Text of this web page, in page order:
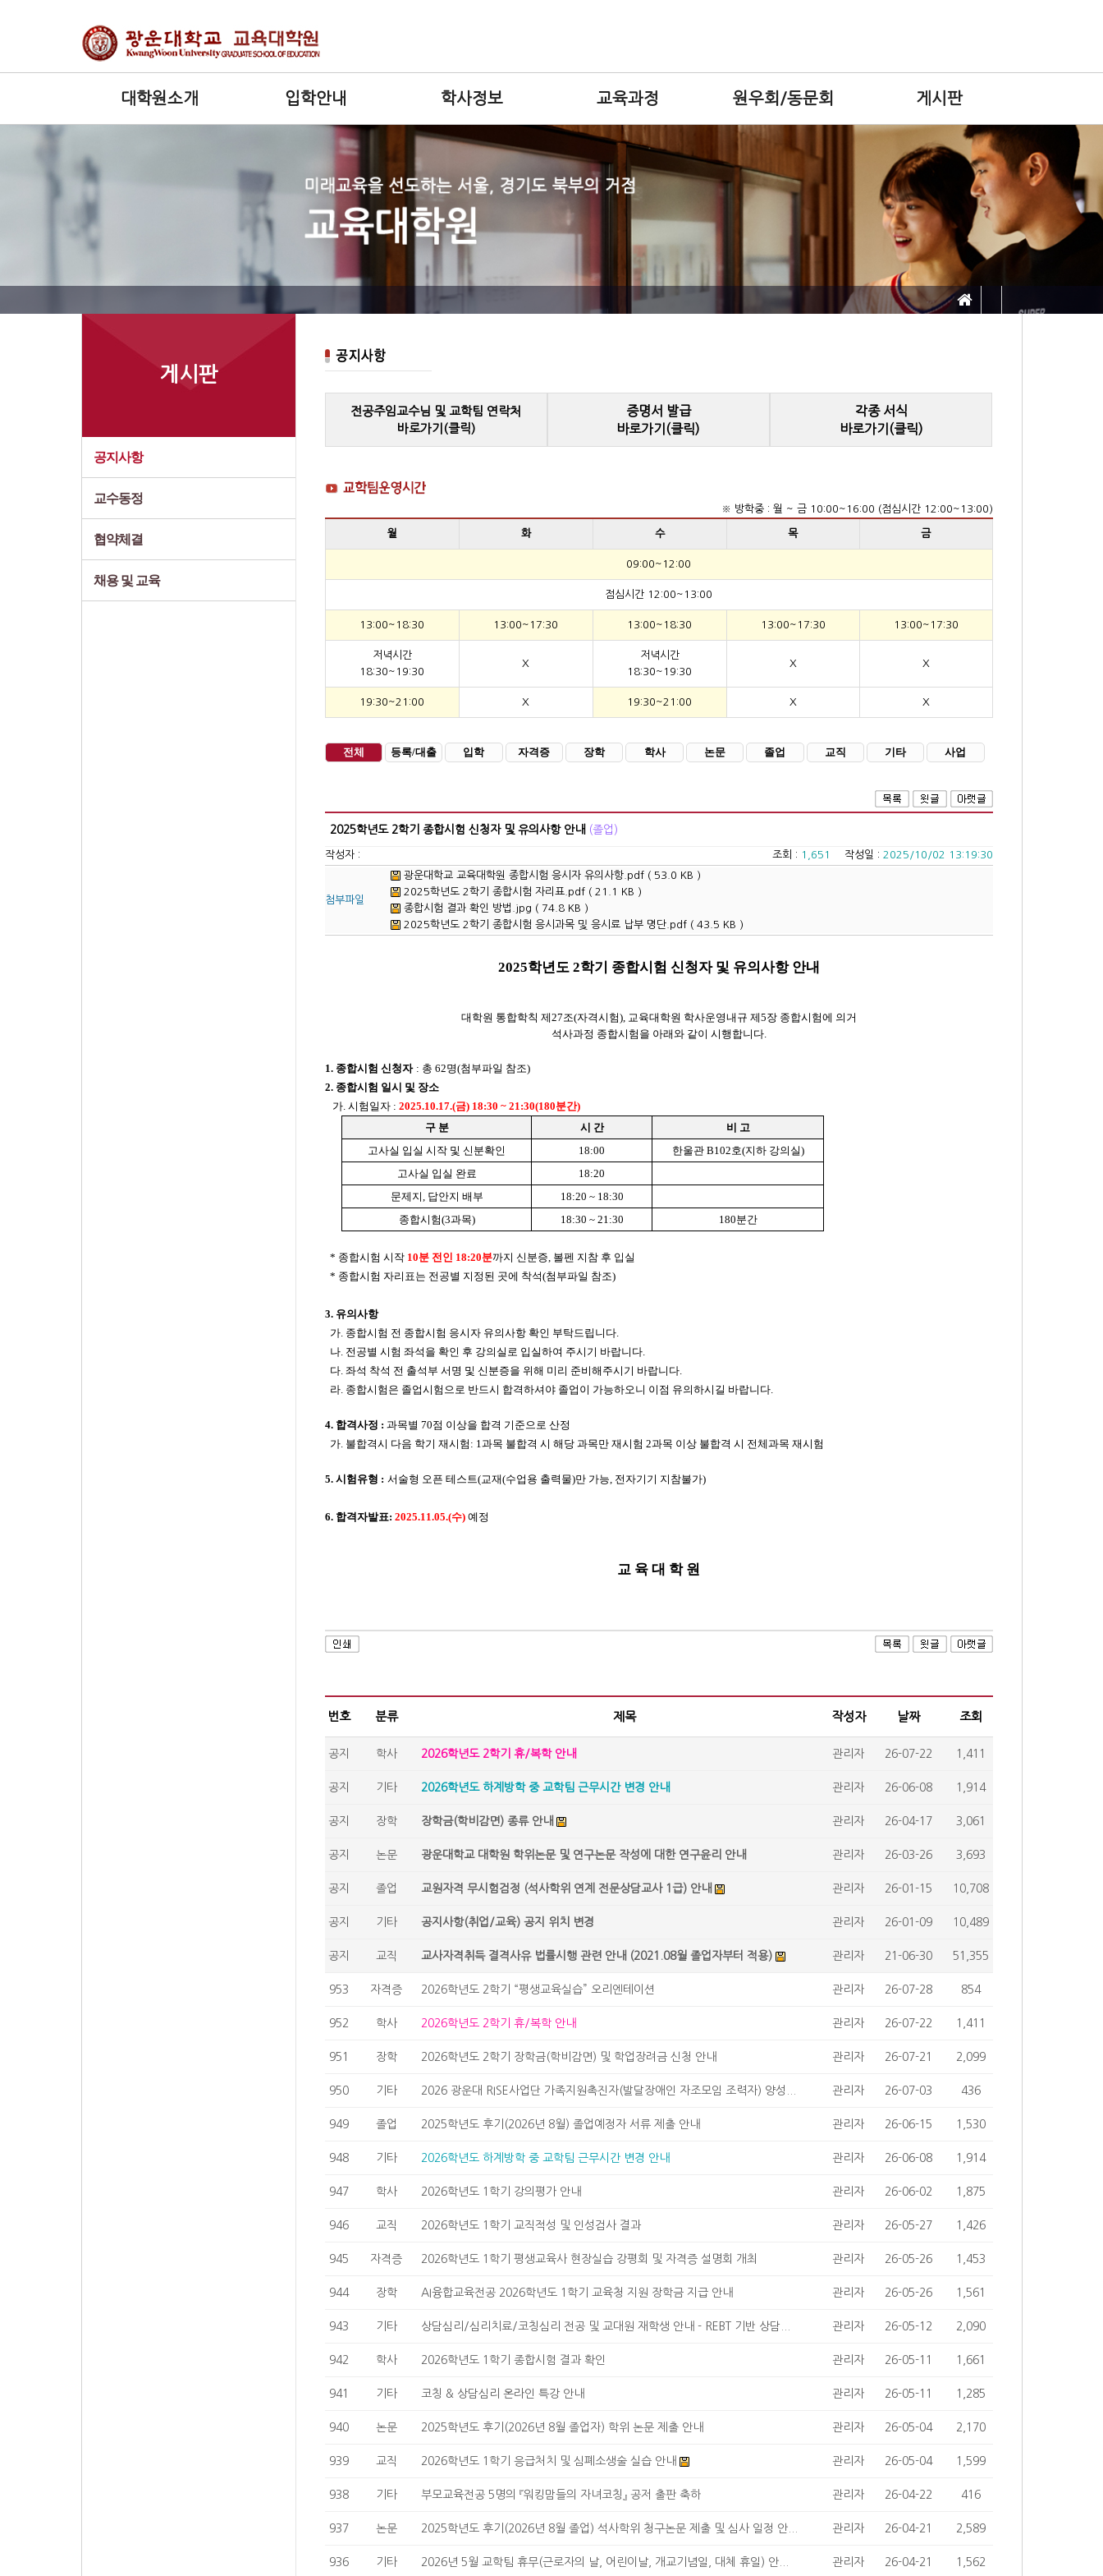
대학원소개 입학안내 학사정보 교육과정 원우회/동문회 게시판
게시판
공지사항
교수동정
협약체결
채용 및 교육
전공주임교수님 및 교학팀 연락처
바로가기(클릭)
증명서 발급
바로가기(클릭)
각종 서식
바로가기(클릭)
※ 방학중 : 월 ~ 금 10:00~16:00 (점심시간 12:00~13:00)
월 화 수 목 금
09:00~12:00
점심시간 12:00~13:00
13:00~18:30 13:00~17:30 13:00~18:30 13:00~17:30 13:00~17:30
저녁시간
18:30~19:30
X
저녁시간
18:30~19:30
X X
19:30~21:00 X 19:30~21:00 X X
전체 등록/대출 입학 자격증 장학 학사 논문 졸업 교직 기타 사업
2025학년도 2학기 종합시험 신청자 및 유의사항 안내 (졸업)
작성자 : 조회 : 1,651 작성일 : 2025/10/02 13:19:30
첨부파일
광운대학교 교육대학원 종합시험 응시자 유의사항.pdf ( 53.0 KB )
2025학년도 2학기 종합시험 자리표.pdf ( 21.1 KB )
종합시험 결과 확인 방법.jpg ( 74.8 KB )
2025학년도 2학기 종합시험 응시과목 및 응시료 납부 명단.pdf ( 43.5 KB )
2025학년도 2학기 종합시험 신청자 및 유의사항 안내
대학원 통합학칙 제27조(자격시험), 교육대학원 학사운영내규 제5장 종합시험에 의거
석사과정 종합시험을 아래와 같이 시행합니다.
1. 종합시험 신청자 : 총 62명(첨부파일 참조)
2. 종합시험 일시 및 장소
가. 시험일자 : 2025.10.17.(금) 18:30 ~ 21:30(180분간)
구 분
시 간
비 고
고사실 입실 시작 및 신분확인
18:00 한울관 B102호(지하 강의실)
고사실 입실 완료
18:20
문제지, 답안지 배부
18:20 ~ 18:30
종합시험(3과목) 18:30 ~ 21:30 180분간
* 종합시험 시작 10분 전인 18:20분까지 신분증, 볼펜 지참 후 입실
* 종합시험 자리표는 전공별 지정된 곳에 착석(첨부파일 참조)
3. 유의사항
가. 종합시험 전 종합시험 응시자 유의사항 확인 부탁드립니다.
나. 전공별 시험 좌석을 확인 후 강의실로 입실하여 주시기 바랍니다.
다. 좌석 착석 전 출석부 서명 및 신분증을 위해 미리 준비해주시기 바랍니다.
라. 종합시험은 졸업시험으로 반드시 합격하셔야 졸업이 가능하오니 이점 유의하시길 바랍니다.
4. 합격사정 : 과목별 70점 이상을 합격 기준으로 산정
가. 불합격시 다음 학기 재시험 : 1과목 불합격 시 해당 과목만 재시험 2과목 이상 불합격 시 전체과목 재시험
5. 시험유형 : 서술형 오픈 테스트(교재(수업용 출력물)만 가능, 전자기기 지참불가)
6. 합격자발표: 2025.11.05.(수) 예정
교 육 대 학 원
번호 분류 제목 작성자 날짜 조회
공지 학사 2026학년도 2학기 휴/복학 안내 관리자 26-07-22 1,411
공지 기타 2026학년도 하계방학 중 교학팀 근무시간 변경 안내 관리자 26-06-08 1,914
공지 장학 장학금(학비감면) 종류 안내 관리자 26-04-17 3,061
공지 논문 광운대학교 대학원 학위논문 및 연구논문 작성에 대한 연구윤리 안내 관리자 26-03-26 3,693
공지 졸업 교원자격 무시험검정 (석사학위 연계 전문상담교사 1급) 안내 관리자 26-01-15 10,708
공지 기타 공지사항(취업/교육) 공지 위치 변경 관리자 26-01-09 10,489
공지 교직 교사자격취득 결격사유 법률시행 관련 안내 (2021.08월 졸업자부터 적용) 관리자 21-06-30 51,355
953 자격증 2026학년도 2학기 “평생교육실습” 오리엔테이션 관리자 26-07-28 854
952 학사 2026학년도 2학기 휴/복학 안내 관리자 26-07-22 1,411
951 장학 2026학년도 2학기 장학금(학비감면) 및 학업장려금 신청 안내 관리자 26-07-21 2,099
950 기타 2026 광운대 RISE사업단 가족지원촉진자(발달장애인 자조모임 조력자) 양성... 관리자 26-07-03 436
949 졸업 2025학년도 후기(2026년 8월) 졸업예정자 서류 제출 안내 관리자 26-06-15 1,530
948 기타 2026학년도 하계방학 중 교학팀 근무시간 변경 안내 관리자 26-06-08 1,914
947 학사 2026학년도 1학기 강의평가 안내 관리자 26-06-02 1,875
946 교직 2026학년도 1학기 교직적성 및 인성검사 결과 관리자 26-05-27 1,426
945 자격증 2026학년도 1학기 평생교육사 현장실습 강평회 및 자격증 설명회 개최 관리자 26-05-26 1,453
944 장학 AI융합교육전공 2026학년도 1학기 교육청 지원 장학금 지급 안내 관리자 26-05-26 1,561
943 기타 상담심리/심리치료/코칭심리 전공 및 교대원 재학생 안내 - REBT 기반 상담... 관리자 26-05-12 2,090
942 학사 2026학년도 1학기 종합시험 결과 확인 관리자 26-05-11 1,661
941 기타 코칭 & 상담심리 온라인 특강 안내 관리자 26-05-11 1,285
940 논문 2025학년도 후기(2026년 8월 졸업자) 학위 논문 제출 안내 관리자 26-05-04 2,170
939 교직 2026학년도 1학기 응급처치 및 심폐소생술 실습 안내 관리자 26-05-04 1,599
938 기타 부모교육전공 5명의 『워킹맘들의 자녀코칭』 공저 출판 축하 관리자 26-04-22 416
937 논문 2025학년도 후기(2026년 8월 졸업) 석사학위 청구논문 제출 및 심사 일정 안... 관리자 26-04-21 2,589
936 기타 2026년 5월 교학팀 휴무(근로자의 날, 어린이날, 개교기념일, 대체 휴일) 안... 관리자 26-04-21 1,562